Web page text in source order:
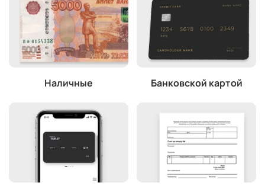
Наличные Банковской картой